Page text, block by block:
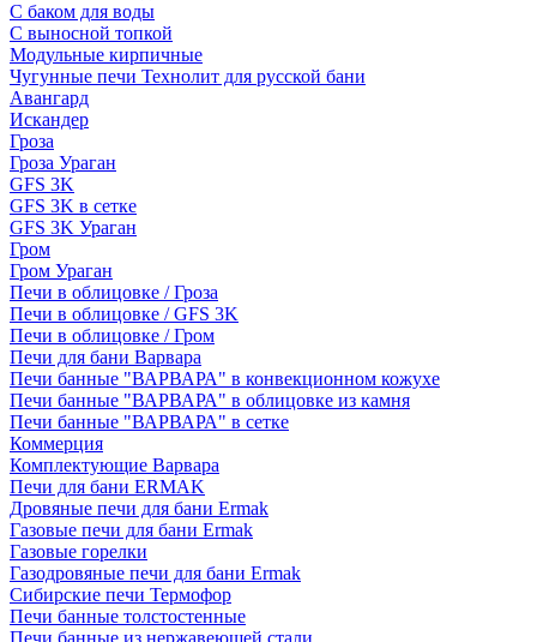
С баком для воды
С выносной топкой
Модульные кирпичные
Чугунные печи Технолит для русской бани
Авангард
Искандер
Гроза
Гроза Ураган
GFS 3K
GFS 3K в сетке
GFS 3K Ураган
Гром
Гром Ураган
Печи в облицовке / Гроза
Печи в облицовке / GFS 3K
Печи в облицовке / Гром
Печи для бани Варвара
Печи банные "ВАРВАРА" в конвекционном кожухе
Печи банные "ВАРВАРА" в облицовке из камня
Печи банные "ВАРВАРА" в сетке
Коммерция
Комплектующие Варвара
Печи для бани ERMAK
Дровяные печи для бани Ermak
Газовые печи для бани Ermak
Газовые горелки
Газодровяные печи для бани Ermak
Сибирские печи Термофор
Печи банные толстостенные
Печи банные из нержавеющей стали